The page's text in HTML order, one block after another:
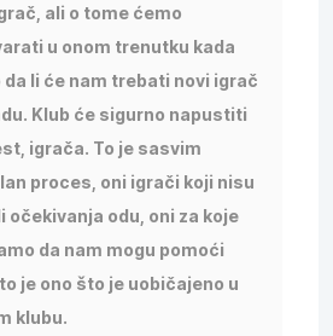
ali o tome ćemo
u onom trenutku kada
da li će nam trebati novi igrač
Klub će sigurno napustiti
igrača. To je sasvim
proces, oni igrači koji nisu
očekivanja odu, oni za koje
da nam mogu pomoći
je ono što je uobičajeno u
klubu.